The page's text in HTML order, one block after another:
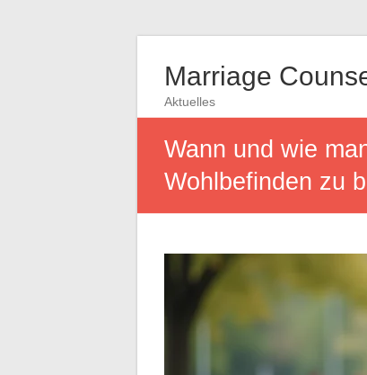
Marriage
Aktuelles
Wann und wie
Wohlbefinden zu